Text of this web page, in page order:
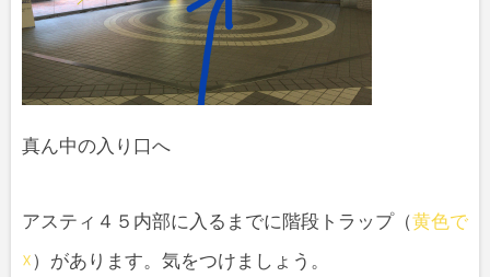
真ん中の入り口へ
アスティ４５内部に入るまでに階段トラップ（黄色で
☓）があります。気をつけましょう。